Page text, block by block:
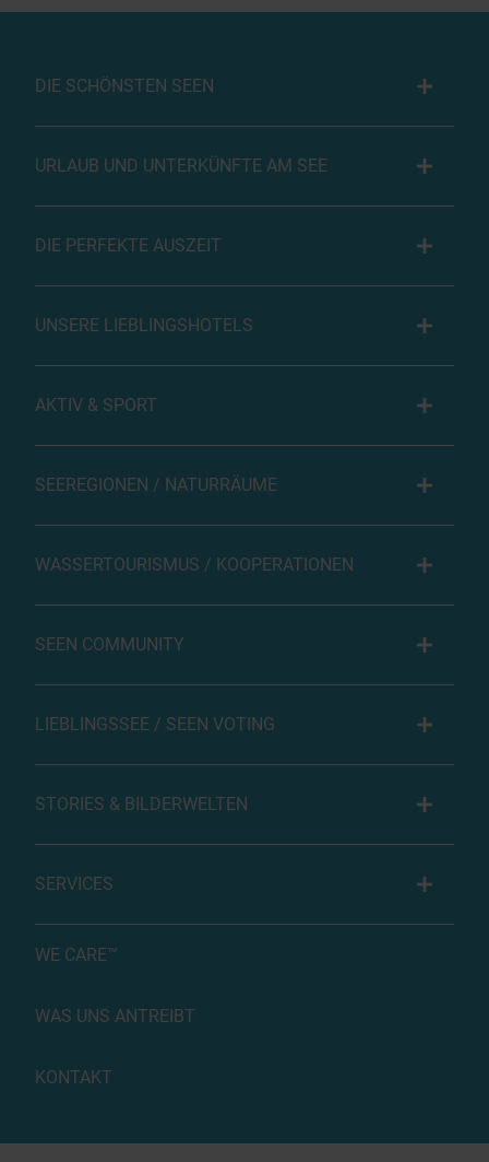
DIE SCHÖNSTEN SEEN
URLAUB UND UNTERKÜNFTE AM SEE
DIE PERFEKTE AUSZEIT
UNSERE LIEBLINGSHOTELS
AKTIV & SPORT
SEEREGIONEN / NATURRÄUME
WASSERTOURISMUS / KOOPERATIONEN
SEEN COMMUNITY
LIEBLINGSSEE / SEEN VOTING
STORIES & BILDERWELTEN
SERVICES
WE CARE™
WAS UNS ANTREIBT
KONTAKT